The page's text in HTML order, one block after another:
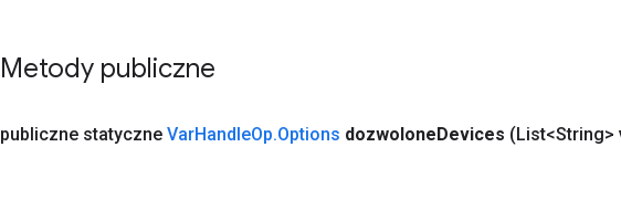
Metody publiczne
publiczne statyczne VarHandleOp.Options dozwoloneDevices (List<String>